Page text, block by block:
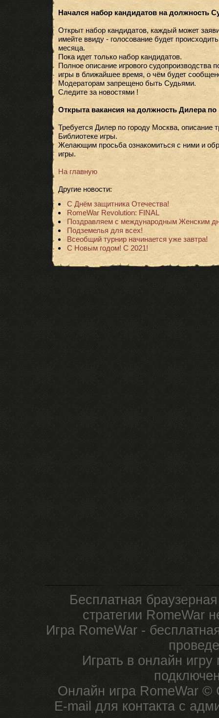
Начался набор кандидатов на должность
Открыт набор кандидатов, каждый может
имейте ввиду - голосование будет
месяца.
Пока идет только набор кандидатов.
Полное описание игрового судопроизводства
игры в ближайшее время, о чём будет
Модераторам запрещено быть Судьями.
Следите за новостями !
Открыта вакансия на должность Дилера по
Требуется Дилер по городу Москва, описание
Библиотеке игры.
Желающим просьба ознакомиться с ними и
игры.
На главную
Другие новости:
С Днём защитника Отечества!
RomeWar Revolution: FINAL
Поздравляем с международным Женским
Подземелья для всех!
Всеобщий турнир начинается уже завтра!
С Новым годом! С 2021!
Бесплатная
стратегии RomeWar
Игра RomeWar -
Играть в онлайн
Онлайн игра RomeWar ©
E-mail для контакта с